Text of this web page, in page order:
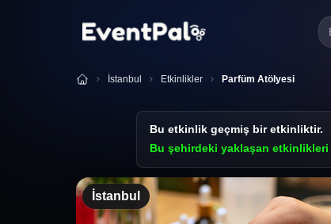
İstanbul Etkinlikler Parfüm Atölyesi
Bu etkinlik geçmiş bir etkinliktir.
Bu şehirdeki yaklaşan etkinlikleri
İstanbul